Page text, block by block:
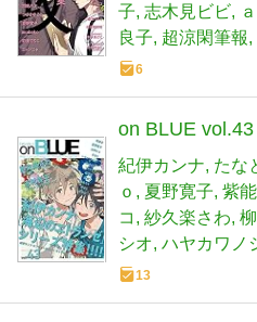
子 志木見ビビ
良子 超涼閑筆報
6
on BLUE
紀伊カンナ たな
ｏ
夏野寛子 紫
コ
紗久楽さわ
シオ ハヤカワノ
13